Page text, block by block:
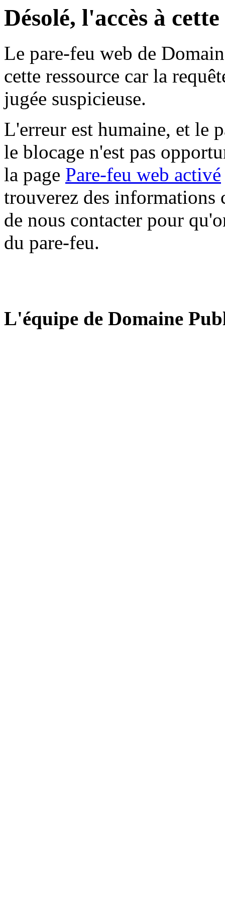
Désolé, l'accès à
Le pare-feu web de
cette ressource car la
jugée suspicieuse.
L'erreur est humaine, et le
le blocage n'est pas
la page Pare-feu web activé
trouverez des informations
de nous contacter pour
du pare-feu.
L'équipe de Domaine